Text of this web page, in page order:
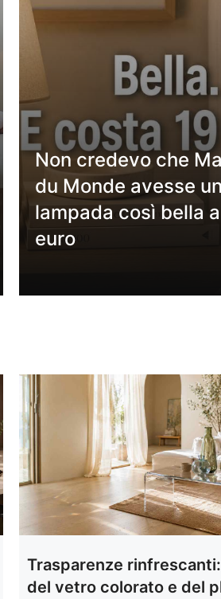
Non credevo che
du Monde avesse
lampada così bella
euro
Trasparenze
del vetro colorato e del